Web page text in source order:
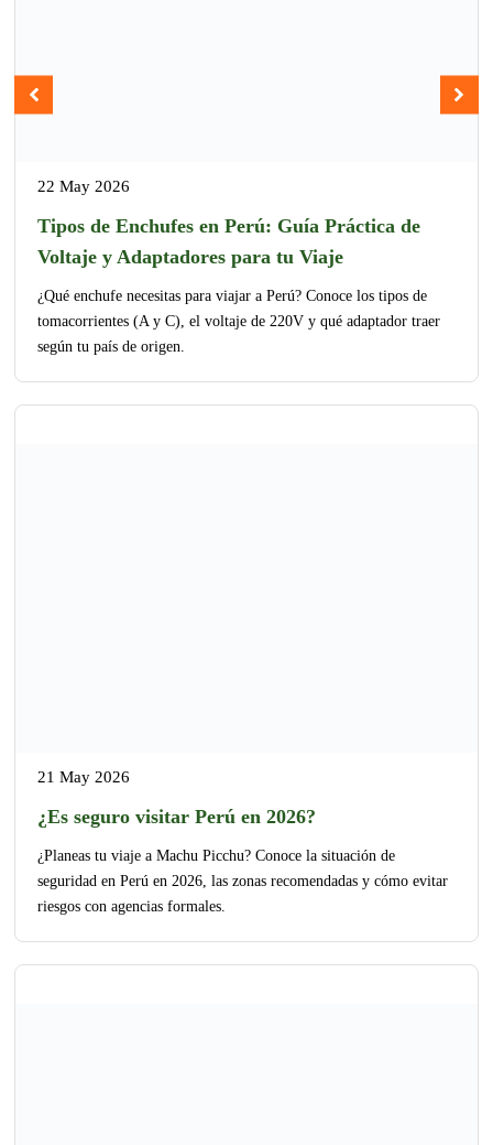
22 May 2026
Tipos de Enchufes en Perú: Guía Práctica de
Voltaje y Adaptadores para tu Viaje
¿Qué enchufe necesitas para viajar a Perú? Conoce los tipos de
tomacorrientes (A y C), el voltaje de 220V y qué adaptador traer
según tu país de origen.
21 May 2026
¿Es seguro visitar Perú en 2026?
¿Planeas tu viaje a Machu Picchu? Conoce la situación de
seguridad en Perú en 2026, las zonas recomendadas y cómo evitar
riesgos con agencias formales.